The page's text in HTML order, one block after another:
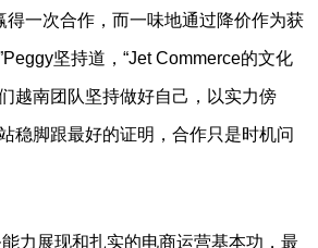
得一次合作，而一味地通过降价作为获
坚持道，“Jet Commerce的文化
越南团队坚持做好自己，以实力傍
稳脚跟最好的证明，合作只是时机问
力展现和扎实的电商运营基本功，最